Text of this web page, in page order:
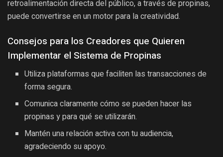
retroalimentación directa del público, a través de propinas,
puede convertirse en un motor para la creatividad.
Consejos para los Creadores que Quieren
Implementar el Sistema de Propinas
Utiliza plataformas que faciliten las transacciones de
forma segura.
Comunica claramente cómo se pueden hacer las
propinas y para qué se utilizarán.
Mantén una relación activa con tu audiencia,
agradeciendo su apoyo.